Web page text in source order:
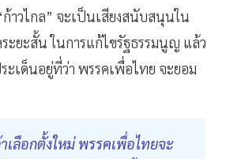
ก้าวไกล” จะเป็นเสียงสนับสนุนใน
ะยะสั้น ในการแก้ไขรัฐธรรมนูญ แล้ว
ะเด็นอยู่ที่ว่า พรรคเพื่อไทย จะยอม
เลือกตั้งใหม่ พรรคเพื่อไทยจะ